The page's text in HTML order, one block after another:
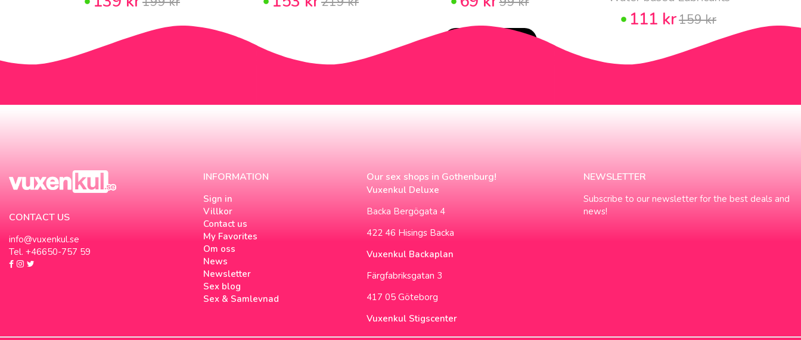
POPULAR!
111 kr159 kr
CONTACT US
info@vuxenkul.se
Tel. +46650-757 59
INFORMATION
Sign in
Villkor
Contact us
My Favorites
Om oss
News
Newsletter
Sex blog
Sex & Samlevnad
Our sex shops in Gothenburg!
Vuxenkul Deluxe
Backa Bergögata 4
422 46 Hisings Backa
Vuxenkul Backaplan
Färgfabriksgatan 3
417 05 Göteborg
Vuxenkul Stigscenter
NEWSLETTER
Subscribe to our newsletter for the best deals and
news!